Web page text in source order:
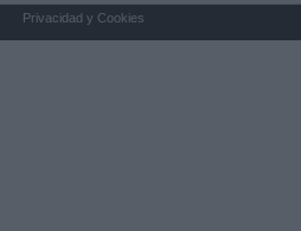
Privacidad y Cookies